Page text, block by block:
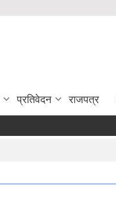
प्रतिवेदन राजपत्र